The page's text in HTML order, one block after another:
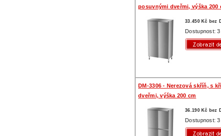
posuvnými dveřmi, výška 200
33.450 Kč bez
Dostupnost:
DM-3306 - Nerezová skříň, s
dveřmi, výška 200 cm
36.190 Kč bez
Dostupnost: